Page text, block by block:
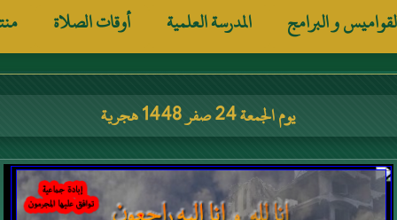
و البرامج المدرسة العلمية أوقات الصلاة
يوم الجمعة 24 صفر 1448 هجرية